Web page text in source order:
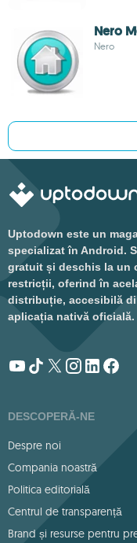
Nero
Nero
Uptodown este un
specializat în Android.
gratuit și deschis la un
restricții, oferind în
distribuție, accesibilă
aplicația nativă oficială.
DESCOPERĂ-NE
Despre noi
Compania noastră
Politica editorială
Centrul de transparență
Brand și resurse pentru